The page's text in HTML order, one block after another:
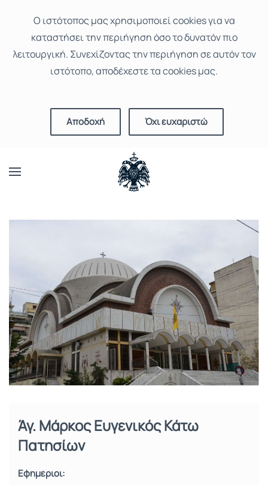
Ο ιστότοπoς μας χρησιμοποιεί cookies για να
καταστήσει την περιήγηση όσο το δυνατόν πιο
λειτουργική. Συνεχίζοντας την περιήγηση σε αυτόν τον
ιστότοπο, αποδέχεστε τα cookies μας.
Αποδοχή Όχι ευχαριστώ
Άγ. Μάρκος Ευγενικός Κάτω
Πατησίων
Εφημέριοι: